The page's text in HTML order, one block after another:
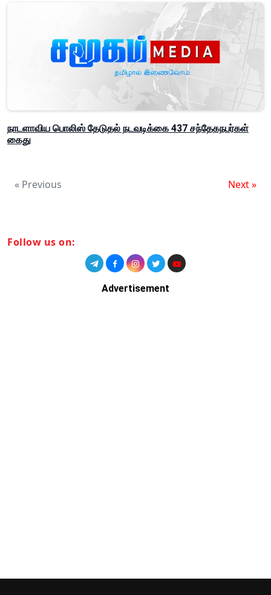
நாடளாவிய பொலிஸ் தேடுதல் நடவடிக்கை 437 சந்தேகநபர்கள்
கைது
« Previous Next »
Follow us on:
Advertisement